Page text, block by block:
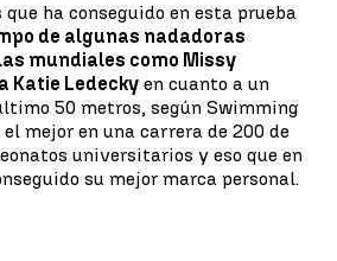
ha conseguido en esta prueba
de algunas nadadoras
mundiales como Missy
Katie Ledecky en cuanto a un
50 metros, según Swimming
mejor en una carrera de 200 de
universitarios y eso que en
su mejor marca personal.